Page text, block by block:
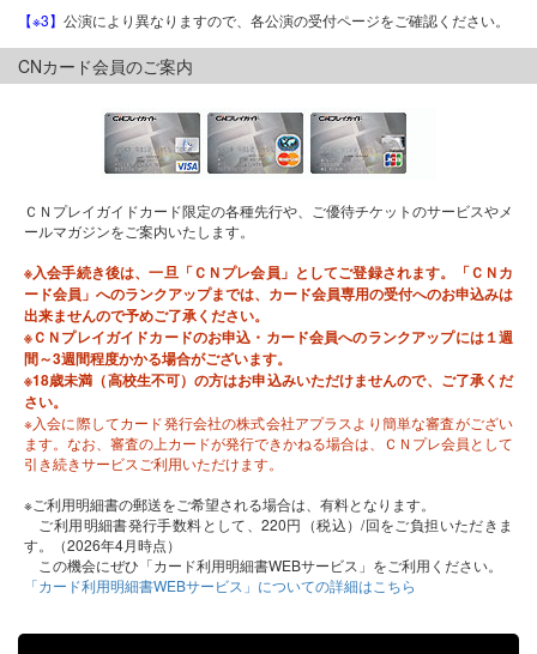
【※3】 公演により異なりますので、各公演の受付ページをご確認ください。
CNカード会員のご案内
ＣＮプレイガイドカード限定の各種先行や、ご優待チケットのサービスやメ
ールマガジンをご案内いたします。
※入会手続き後は、一旦「ＣＮプレ会員」としてご登録されます。「ＣＮカ
ード会員」へのランクアップまでは、カード会員専用の受付へのお申込みは
出来ませんので予めご了承ください。
※ＣＮプレイガイドカードのお申込・カード会員へのランクアップには１週
間～3週間程度かかる場合がございます。
※18歳未満（高校生不可）の方はお申込みいただけませんので、ご了承くだ
さい。
※入会に際してカード発行会社の株式会社アプラスより簡単な審査がござい
ます。なお、審査の上カードが発行できかねる場合は、ＣＮプレ会員として
引き続きサービスご利用いただけます。
※ご利用明細書の郵送をご希望される場合は、有料となります。
ご利用明細書発行手数料として、220円（税込）/回をご負担いただきま
す。（2026年4月時点）
この機会にぜひ「カード利用明細書WEBサービス」をご利用ください。
「カード利用明細書WEBサービス」についての詳細はこちら